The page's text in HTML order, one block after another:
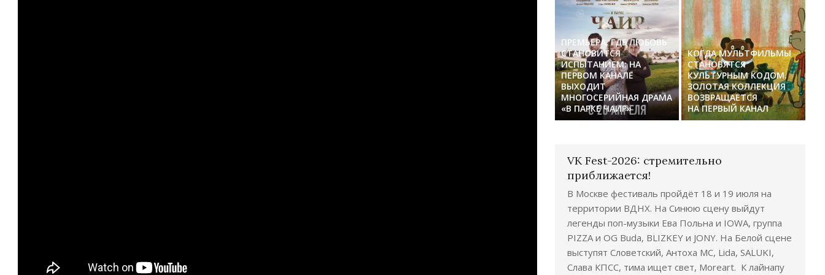
ПРЕМЬЕРА, ГДЕ ЛЮБОВЬ
СТАНОВИТСЯ
ИСПЫТАНИЕМ: НА
ПЕРВОМ КАНАЛЕ
ВЫХОДИТ
МНОГОСЕРИЙНАЯ ДРАМА
«В ПАРКЕ ЧАИР»
КОГДА МУЛЬТФИЛЬМЫ
СТАНОВЯТСЯ
КУЛЬТУРНЫМ КОДОМ.
ЗОЛОТАЯ КОЛЛЕКЦИЯ
ВОЗВРАЩАЕТСЯ
НА ПЕРВЫЙ КАНАЛ
VK Fest-2026: стремительно
приближается!
В Москве фестиваль пройдёт 18 и 19 июля на
территории ВДНХ. На Синюю сцену выйдут
легенды поп-музыки Ева Польна и IOWA, группа
PIZZA и OG Buda, BLIZKEY и JONY. На Белой сцене
выступят Словетский, Антоха МС, Lida, SALUKI,
Слава КПСС, тима ищет свет, Moreart. К лайнапу